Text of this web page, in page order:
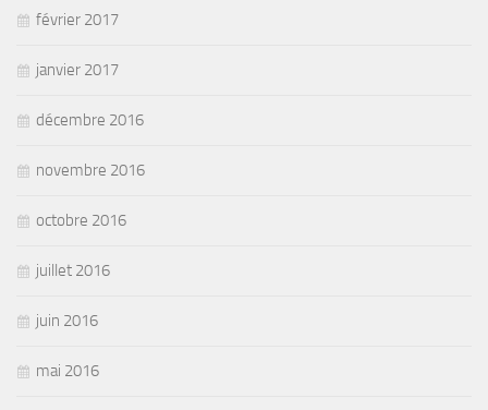
février 2017
janvier 2017
décembre 2016
novembre 2016
octobre 2016
juillet 2016
juin 2016
mai 2016